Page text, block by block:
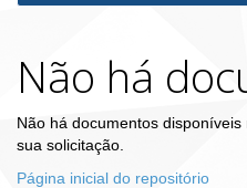
Não há
Não há documentos
sua solicitação.
Página inicial do repositório